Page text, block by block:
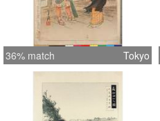
36% match Tokyo